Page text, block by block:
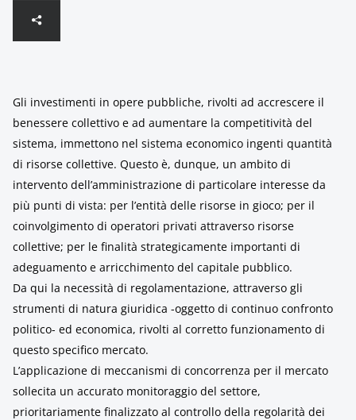
Gli investimenti in opere pubbliche, rivolti ad accrescere il
benessere collettivo e ad aumentare la competitività del
sistema, immettono nel sistema economico ingenti quantità
di risorse collettive. Questo è, dunque, un ambito di
intervento dell’amministrazione di particolare interesse da
più punti di vista: per l’entità delle risorse in gioco; per il
coinvolgimento di operatori privati attraverso risorse
collettive; per le finalità strategicamente importanti di
adeguamento e arricchimento del capitale pubblico.
Da qui la necessità di regolamentazione, attraverso gli
strumenti di natura giuridica -oggetto di continuo confronto
politico- ed economica, rivolti al corretto funzionamento di
questo specifico mercato.
L’applicazione di meccanismi di concorrenza per il mercato
sollecita un accurato monitoraggio del settore,
prioritariamente finalizzato al controllo della regolarità dei